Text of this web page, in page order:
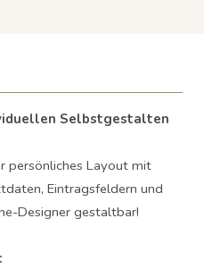
Selbstgestalten
persönliches Layout mit
Eintragsfeldern und
Designer gestaltbar!